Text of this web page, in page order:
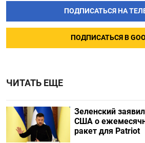
ПОДПИСАТЬСЯ НА
ПОДПИСАТЬСЯ В
ЧИТАТЬ ЕЩЕ
Зеленский
США о
ракет для Patriot